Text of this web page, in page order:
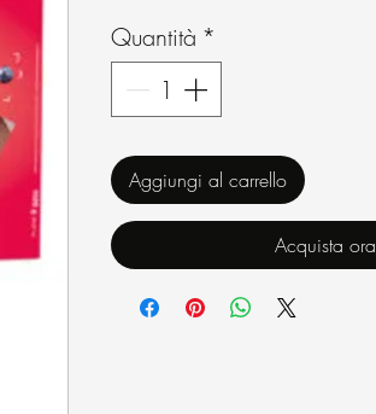
Quantità *
Aggiungi al carrello
Acquista ora